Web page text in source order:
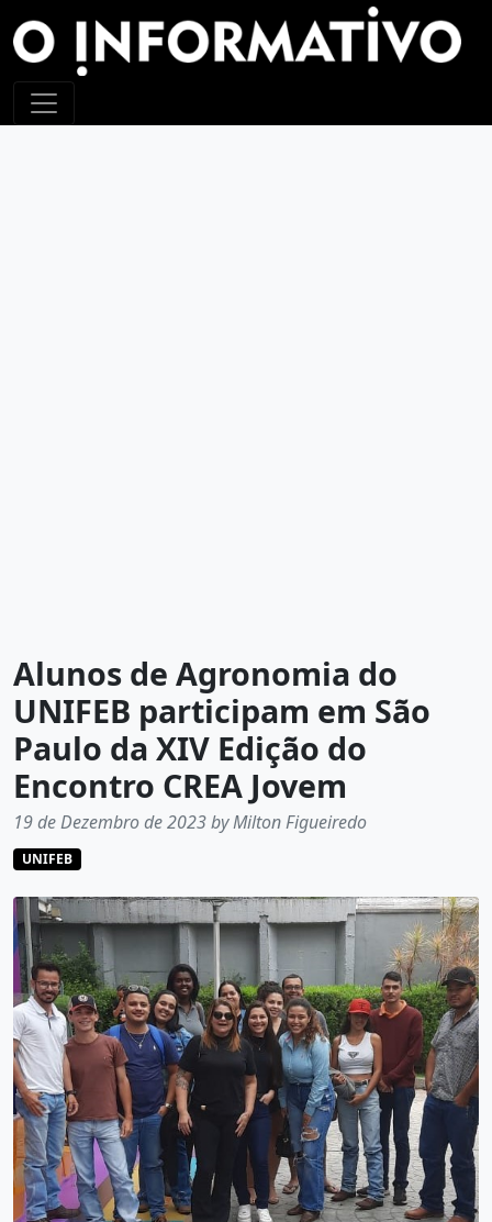
Alunos de Agronomia do
UNIFEB participam em São
Paulo da XIV Edição do
Encontro CREA Jovem
19 de Dezembro de 2023 by Milton Figueiredo
UNIFEB